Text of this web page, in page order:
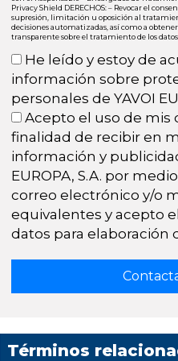
Privacy Shield DERECHOS: – Revocar el
supresión, limitación u oposición al
decisiones automatizadas, así como a
transparente sobre el tratamiento de los datos
He leído y estoy de
información sobre
personales de YAVOI
Acepto el uso de mis
finalidad de recibir en
información y
EUROPA, S.A. por
correo electrónico y/o
equivalentes y acepto
datos para elaboración
Términos